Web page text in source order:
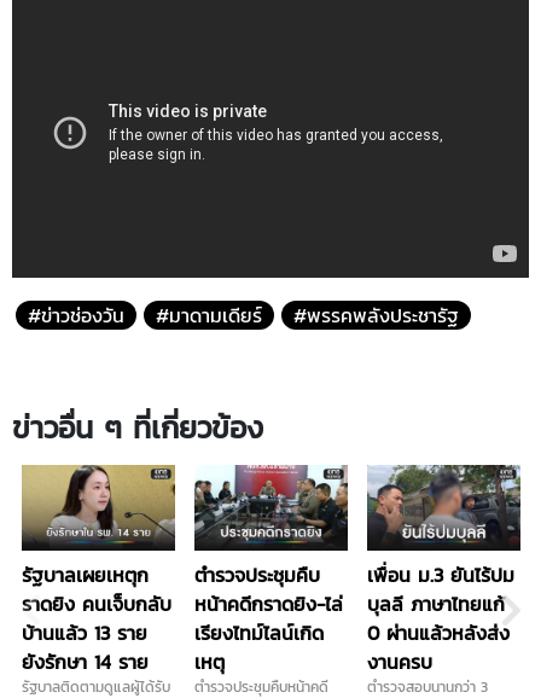
#ข่าวช่องวัน #มาดามเดียร์ #พรรคพลังประชารัฐ
ข่าวอื่น ๆ ที่เกี่ยวข้อง
รัฐบาลเผยเหตุก
ราดยิง คนเจ็บกลับ
บ้านแล้ว 13 ราย
ยังรักษา 14 ราย
รัฐบาลติดตามดูแลผู้ได้รับ
ตำรวจประชุมคืบ
หน้าคดีกราดยิง-ไล่
เรียงไทม์ไลน์เกิด
เหตุ
ตำรวจประชุมคืบหน้าคดี
เพื่อน ม.3 ยันไร้ปม
บุลลี ภาษาไทยแก้
0 ผ่านแล้วหลังส่ง
งานครบ
ตำรวจสอบนานกว่า 3